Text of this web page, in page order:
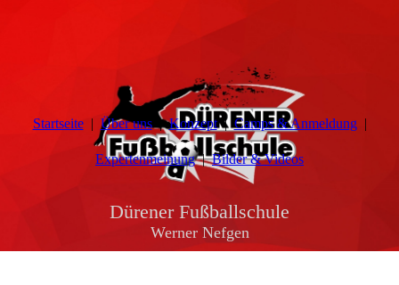
Startseite Über uns Konzept Camps & Anmeldung
Expertenmeinung Bilder & Videos
Dürener Fußballschule
Werner Nefgen